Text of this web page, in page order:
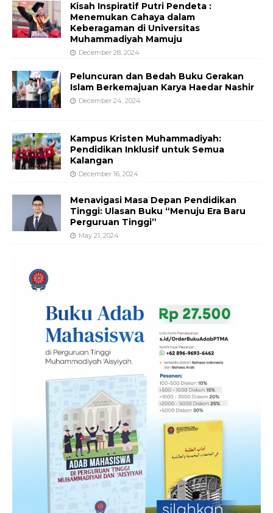
Kisah Inspiratif Putri Pendeta :
Menemukan Cahaya dalam
Keberagaman di Universitas
Muhammadiyah Mamuju
December 28, 2024
Peluncuran dan Bedah Buku Gerakan
Islam Berkemajuan Karya Haedar Nashir
December 24, 2024
Kampus Kristen Muhammadiyah:
Pendidikan Inklusif untuk Semua
Kalangan
December 16, 2024
Menavigasi Masa Depan Pendidikan
Tinggi: Ulasan Buku “Menuju Era Baru
Perguruan Tinggi”
May 21, 2024